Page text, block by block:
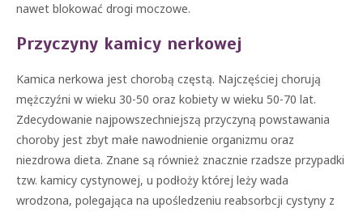
nawet blokować drogi moczowe.
Przyczyny kamicy nerkowej
Kamica nerkowa jest chorobą częstą. Najczęściej chorują
mężczyźni w wieku 30-50 oraz kobiety w wieku 50-70 lat.
Zdecydowanie najpowszechniejszą przyczyną powstawania
choroby jest zbyt małe nawodnienie organizmu oraz
niezdrowa dieta. Znane są również znacznie rzadsze przypadki
tzw. kamicy cystynowej, u podłoży której leży wada
wrodzona, polegająca na upośledzeniu reabsorbcji cystyny z